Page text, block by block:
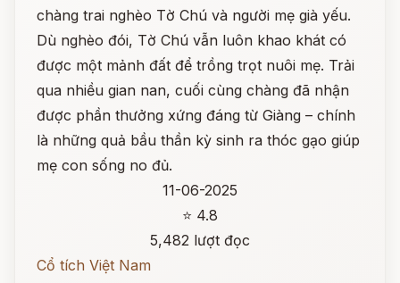
chàng trai nghèo Tờ Chú và người mẹ già yếu.
Dù nghèo đói, Tờ Chú vẫn luôn khao khát có
được một mảnh đất để trồng trọt nuôi mẹ. Trải
qua nhiều gian nan, cuối cùng chàng đã nhận
được phần thưởng xứng đáng từ Giàng – chính
là những quả bầu thần kỳ sinh ra thóc gạo giúp
mẹ con sống no đủ.
11-06-2025
⭐ 4.8
5,482 lượt đọc
Cổ tích Việt Nam